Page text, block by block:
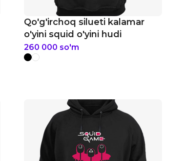
Qo'g'irchoq silueti kalamar
o'yini squid o'yini hudi
260 000 so'm